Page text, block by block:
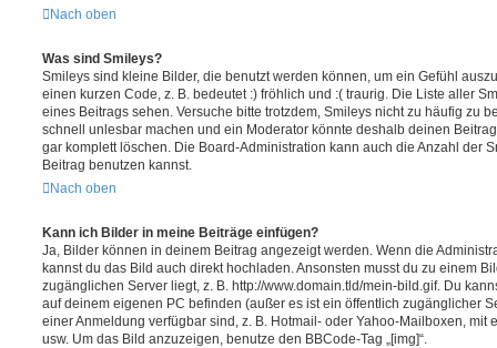
Nach oben
Was sind Smileys?
Smileys sind kleine Bilder, die benutzt werden können, um ein Gefühl
einen kurzen Code, z. B. bedeutet :) fröhlich und :( traurig. Die Liste aller
eines Beitrags sehen. Versuche bitte trotzdem, Smileys nicht zu häufig zu
schnell unlesbar machen und ein Moderator könnte deshalb deinen
gar komplett löschen. Die Board-Administration kann auch die Anzahl der
Beitrag benutzen kannst.
Nach oben
Kann ich Bilder in meine Beiträge einfügen?
Ja, Bilder können in deinem Beitrag angezeigt werden. Wenn die
kannst du das Bild auch direkt hochladen. Ansonsten musst du zu einem
zugänglichen Server liegt, z. B. http://www.domain.tld/mein-bild.gif. Du
auf deinem eigenen PC befinden (außer es ist ein öffentlich zugänglicher
einer Anmeldung verfügbar sind, z. B. Hotmail- oder Yahoo-Mailboxen, mit
usw. Um das Bild anzuzeigen, benutze den BBCode-Tag „[img]“.